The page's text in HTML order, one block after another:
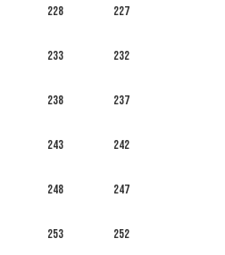
227
228
232
233
237
238
242
243
247
248
252
253